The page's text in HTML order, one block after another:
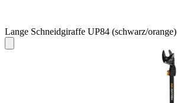
Lange Schneidgiraffe UP84 (schwarz/orange)